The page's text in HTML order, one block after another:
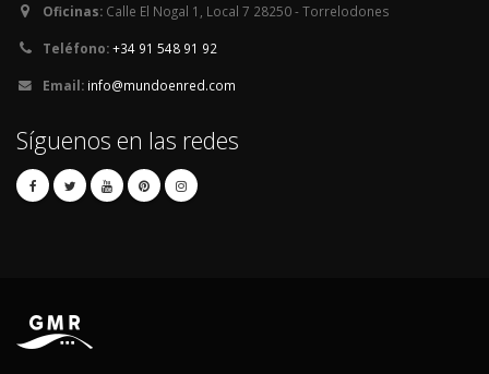
Oficinas: Calle El Nogal 1, Local 7 28250 - Torrelodones
Teléfono:+34 91 548 91 92
Email: info@mundoenred.com
Síguenos en las redes